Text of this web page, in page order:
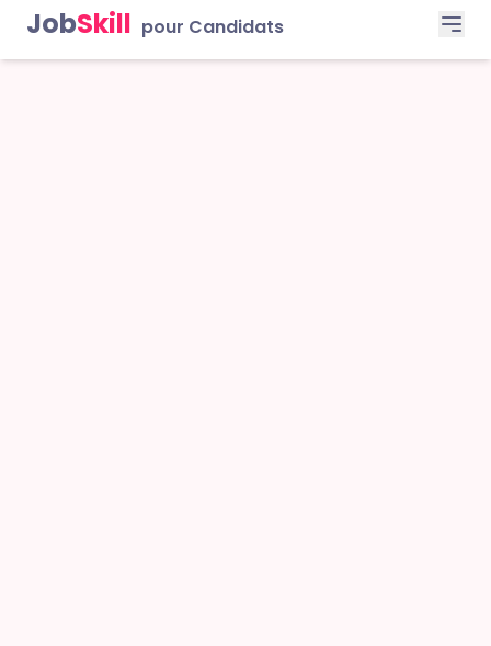
JobSkill pour Candidats